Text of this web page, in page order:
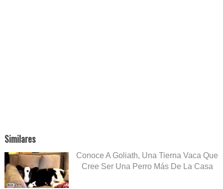
Similares
Conoce A Goliath, Una Tierna Vaca Que
Cree Ser Una Perro Más De La Casa